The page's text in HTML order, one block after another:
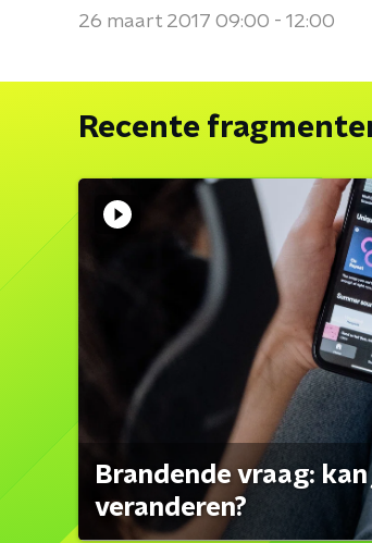
26 maart 2017 09:00 - 12:00
Recente
Brandende vraag:
veranderen?